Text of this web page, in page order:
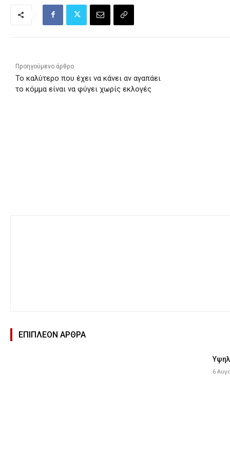
Προηγούμενο άρθρο
Το καλύτερο που έχει να κάνει αν αγαπάει
το κόμμα είναι να φύγει χωρίς εκλογές
ΕΠΙΠΛΕΟΝ ΑΡΘΡΑ
6